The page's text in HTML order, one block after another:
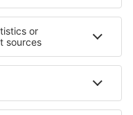
Hoteluri in Antioquia